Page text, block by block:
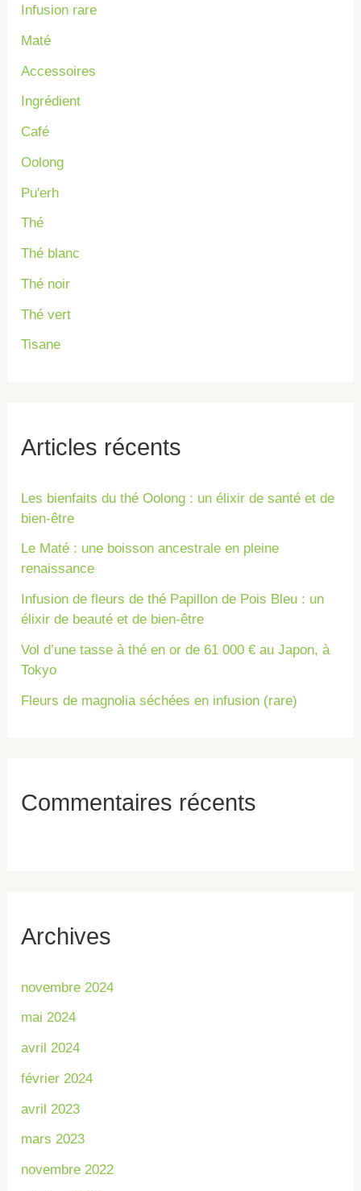
:
Infusion rare
Maté
Accessoires
Ingrédient
Café
Oolong
Pu'erh
Thé
Thé blanc
Thé noir
Thé vert
Tisane
Articles récents
Les bienfaits du thé Oolong : un élixir de santé et de
bien-être
Le Maté : une boisson ancestrale en pleine
renaissance
Infusion de fleurs de thé Papillon de Pois Bleu : un
élixir de beauté et de bien-être
Vol d’une tasse à thé en or de 61 000 € au Japon, à
Tokyo
Fleurs de magnolia séchées en infusion (rare)
Commentaires récents
Archives
novembre 2024
mai 2024
avril 2024
février 2024
avril 2023
mars 2023
novembre 2022